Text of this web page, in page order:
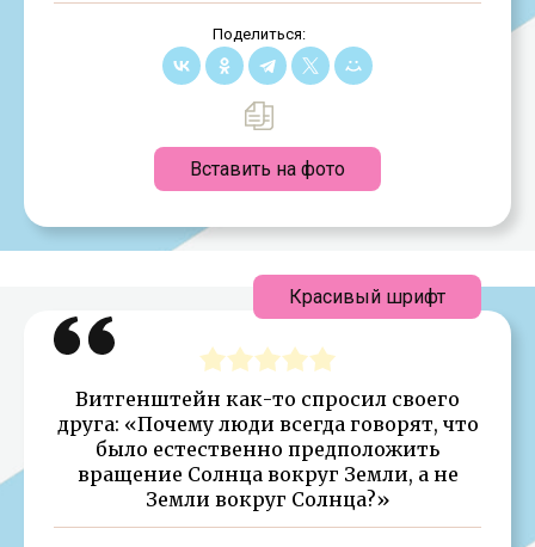
Поделиться:
Вставить на фото
Витгенштейн как-то спросил своего
друга: «Почему люди всегда говорят, что
было естественно предположить
вращение Солнца вокруг Земли, а не
Земли вокруг Солнца?»
Красивый шрифт